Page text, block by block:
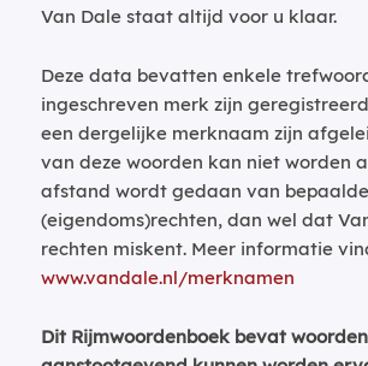
Van Dale staat altijd voor u klaar.
Deze data bevatten enkele
ingeschreven merk zijn
een dergelijke merknaam zijn
van deze woorden kan niet worden
afstand wordt gedaan van bepaalde
(eigendoms)rechten, dan wel dat
rechten miskent. Meer informatie
www.vandale.nl/merknamen
Dit Rijmwoordenboek bevat